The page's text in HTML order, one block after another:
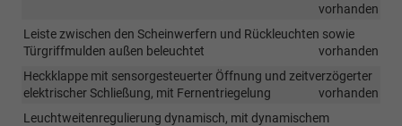
vorhanden
Leiste zwischen den Scheinwerfern und Rückleuchten sowie
Türgriffmulden außen beleuchtet
vorhanden
Heckklappe mit sensorgesteuerter Öffnung und zeitverzögerter
elektrischer Schließung, mit Fernentriegelung
vorhanden
Leuchtweitenregulierung dynamisch, mit dynamischem